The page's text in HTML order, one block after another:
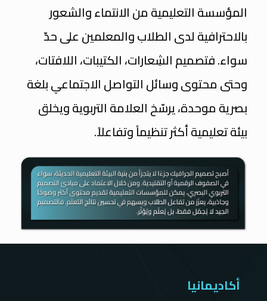
المؤسسة التعليمية من الانتماء والشعور
بالاحترافية لدى الطلاب والمعلمين على حدّ
سواء. فتصميم الشِعارات، الكتيبات، اللافتات،
وحتى محتوى وسائل التواصل الاجتماعي بلغة
بصرية موحدة، يرسّخ العلامة التربوية ويخلق
بيئة تعليمية أكثر تنظيماً وتفاعلاً.
أكاديمانيا